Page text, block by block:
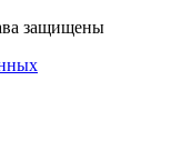
защищены